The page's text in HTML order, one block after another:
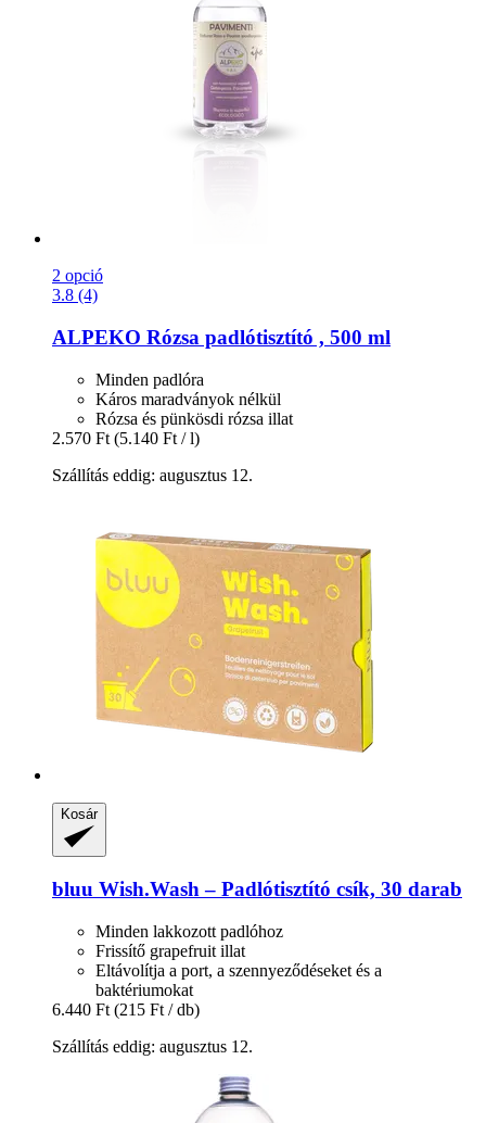
2 opció
3.8 (4)
ALPEKO Rózsa padlótisztító , 500 ml
Minden padlóra
Káros maradványok nélkül
Rózsa és pünkösdi rózsa illat
2.570 Ft (5.140 Ft / l)
Szállítás eddig: augusztus 12.
Kosár
bluu Wish.Wash – Padlótisztító csík, 30 darab
Minden lakkozott padlóhoz
Frissítő grapefruit illat
Eltávolítja a port, a szennyeződéseket és a
baktériumokat
6.440 Ft (215 Ft / db)
Szállítás eddig: augusztus 12.